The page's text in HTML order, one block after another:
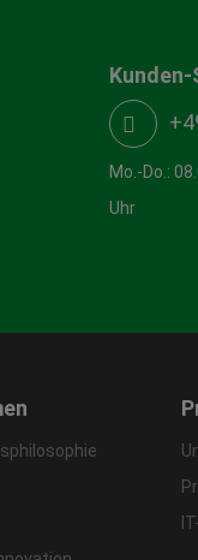
Mo.-Do.:
Uhr